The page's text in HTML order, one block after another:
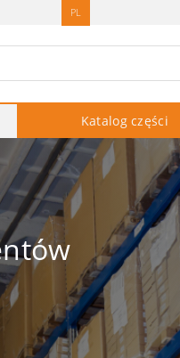
PL
Katalog części